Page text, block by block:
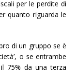
per le perdite di
quanto riguarda le
di un gruppo se è
o se entrambe
75% da una terza